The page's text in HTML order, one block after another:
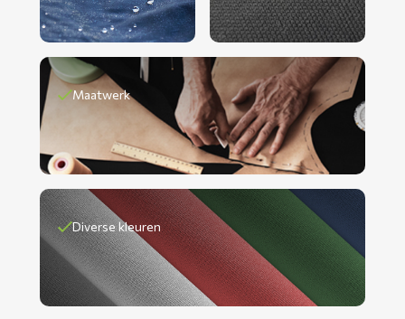
Maatwerk
Diverse kleuren